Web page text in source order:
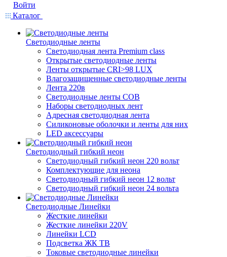
Войти
Каталог
Светодиодные ленты
Светодиодная лента Premium class
Открытые светодиодные ленты
Ленты открытые CRI>98 LUX
Влагозащищенные светодиодные ленты
Лента 220в
Светодиодные ленты COB
Наборы светодиодных лент
Адресная светодиодная лента
Силиконовые оболочки и ленты для них
LED аксессуары
Светодиодный гибкий неон
Светодиодный гибкий неон 220 вольт
Комплектующие для неона
Светодиодный гибкий неон 12 вольт
Светодиодный гибкий неон 24 вольта
Светодиодные Линейки
Жесткие линейки
Жесткие линейки 220V
Линейки LCD
Подсветка ЖК ТВ
Токовые светодиодные линейки